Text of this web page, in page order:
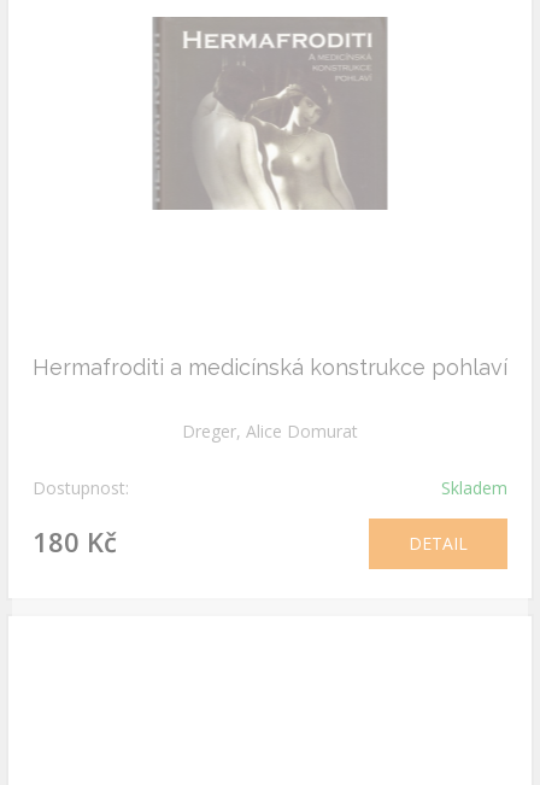
Hermafroditi a medicínská konstrukce pohlaví
Dreger, Alice Domurat
Dostupnost: Skladem
180 Kč DETAIL